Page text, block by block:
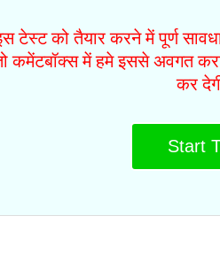
टेस्ट को तैयार करने में पूर्ण
कमेंटबॉक्स में हमे इससे अवगत
कर
Start